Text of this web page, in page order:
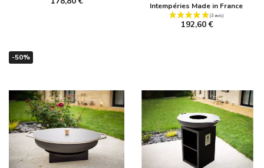
Intempéries Made in France
192,60 €
-50%